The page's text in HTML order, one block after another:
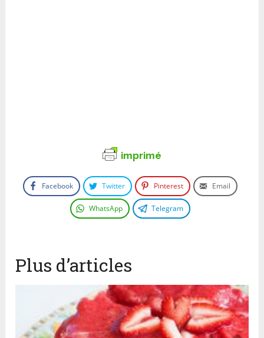
imprimé
Facebook Twitter Pinterest Email
WhatsApp Telegram
Plus d’articles